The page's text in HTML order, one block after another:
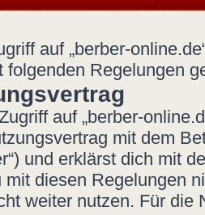
auf „berber-
folgenden Regelungen
auf „berber-
mit dem
und erklärst dich mit
mit diesen Regelungen
weiter nutzen. Für die